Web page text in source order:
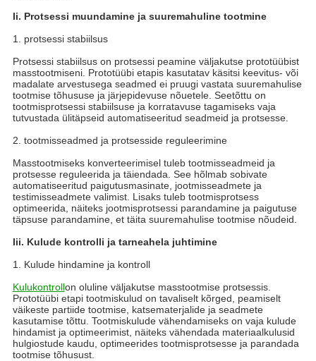
Ii. Protsessi muundamine ja suuremahuline tootmine
1. protsessi stabiilsus
Protsessi stabiilsus on protsessi peamine väljakutse prototüübist
masstootmiseni. Prototüübi etapis kasutatav käsitsi keevitus- või
madalate arvestusega seadmed ei pruugi vastata suuremahulise
tootmise tõhususe ja järjepidevuse nõuetele. Seetõttu on
tootmisprotsessi stabiilsuse ja korratavuse tagamiseks vaja
tutvustada ülitäpseid automatiseeritud seadmeid ja protsesse.
2. tootmisseadmed ja protsesside reguleerimine
Masstootmiseks konverteerimisel tuleb tootmisseadmeid ja
protsesse reguleerida ja täiendada. See hõlmab sobivate
automatiseeritud paigutusmasinate, jootmisseadmete ja
testimisseadmete valimist. Lisaks tuleb tootmisprotsess
optimeerida, näiteks jootmisprotsessi parandamine ja paigutuse
täpsuse parandamine, et täita suuremahulise tootmise nõudeid.
Iii. Kulude kontrolli ja tarneahela juhtimine
1. Kulude hindamine ja kontroll
Kulukontrollon oluline väljakutse masstootmise protsessis.
Prototüübi etapi tootmiskulud on tavaliselt kõrged, peamiselt
väikeste partiide tootmise, katsematerjalide ja seadmete
kasutamise tõttu. Tootmiskulude vähendamiseks on vaja kulude
hindamist ja optimeerimist, näiteks vähendada materiaalkulusid
hulgiostude kaudu, optimeerides tootmisprotsesse ja parandada
tootmise tõhusust.